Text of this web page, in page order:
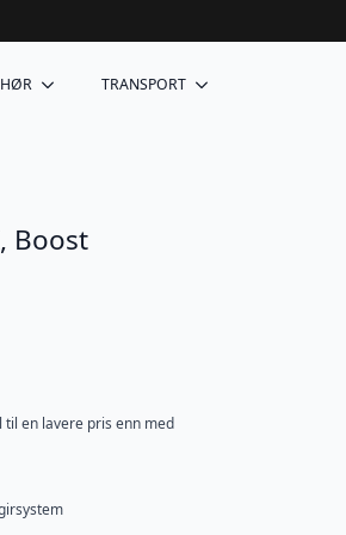
TRANSPORT
Boost
til en lavere pris enn med